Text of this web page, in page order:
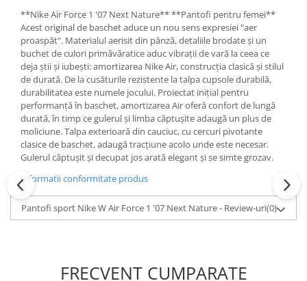
**Nike Air Force 1 '07 Next Nature** **Pantofi pentru femei**
Acest original de baschet aduce un nou sens expresiei "aer
proaspăt". Materialul aerisit din pânză, detaliile brodate și un
buchet de culori primăvăratice aduc vibrații de vară la ceea ce
deja știi și iubești: amortizarea Nike Air, construcția clasică și stilul
de durată. De la cusăturile rezistente la talpa cupsole durabilă,
durabilitatea este numele jocului. Proiectat inițial pentru
performanță în baschet, amortizarea Air oferă confort de lungă
durată, în timp ce gulerul și limba căptușite adaugă un plus de
moliciune. Talpa exterioară din cauciuc, cu cercuri pivotante
clasice de baschet, adaugă tracțiune acolo unde este necesar.
Gulerul căptușit și decupat jos arată elegant și se simte grozav.
Informatii conformitate produs
Pantofi sport Nike W Air Force 1 '07 Next Nature - Review-uri(0)
FRECVENT CUMPARATE